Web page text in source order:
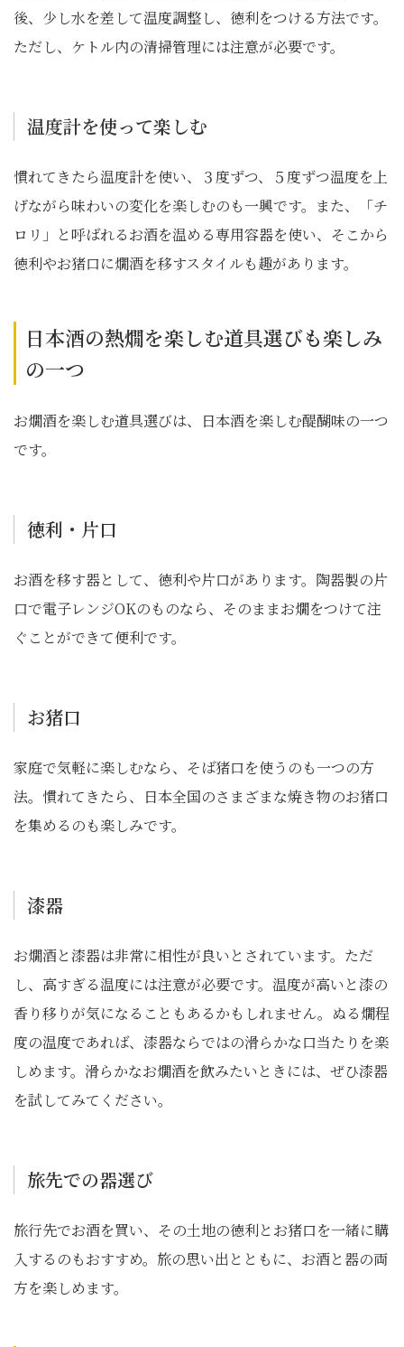
後、少し水を差して温度調整し、徳利をつける方法です。
ただし、ケトル内の清掃管理には注意が必要です。
温度計を使って楽しむ
慣れてきたら温度計を使い、３度ずつ、５度ずつ温度を上
げながら味わいの変化を楽しむのも一興です。また、「チ
ロリ」と呼ばれるお酒を温める専用容器を使い、そこから
徳利やお猪口に燗酒を移すスタイルも趣があります。
日本酒の熱燗を楽しむ道具選びも楽しみ
の一つ
お燗酒を楽しむ道具選びは、日本酒を楽しむ醍醐味の一つ
です。
徳利・片口
お酒を移す器として、徳利や片口があります。陶器製の片
口で電子レンジOKのものなら、そのままお燗をつけて注
ぐことができて便利です。
お猪口
家庭で気軽に楽しむなら、そば猪口を使うのも一つの方
法。慣れてきたら、日本全国のさまざまな焼き物のお猪口
を集めるのも楽しみです。
漆器
お燗酒と漆器は非常に相性が良いとされています。ただ
し、高すぎる温度には注意が必要です。温度が高いと漆の
香り移りが気になることもあるかもしれません。ぬる燗程
度の温度であれば、漆器ならではの滑らかな口当たりを楽
しめます。滑らかなお燗酒を飲みたいときには、ぜひ漆器
を試してみてください。
旅先での器選び
旅行先でお酒を買い、その土地の徳利とお猪口を一緒に購
入するのもおすすめ。旅の思い出とともに、お酒と器の両
方を楽しめます。